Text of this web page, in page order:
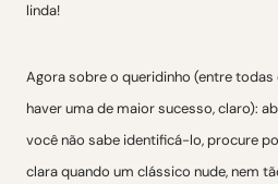
linda!
Agora sobre o queridinho (entre todas
haver uma de maior sucesso, claro):
você não sabe identificá-lo, procure
clara quando um clássico nude, nem